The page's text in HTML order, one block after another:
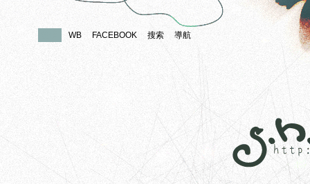
WB FACEBOOK 搜索 導航